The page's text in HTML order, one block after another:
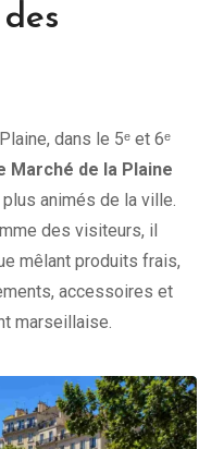
dans le 5ᵉ et 6ᵉ
Marché de la Plaine
animés de la ville.
des visiteurs, il
mêlant produits frais,
accessoires et
marseillaise.